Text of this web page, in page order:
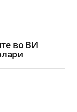
во ВИ